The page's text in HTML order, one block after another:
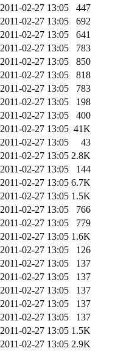
2011-02-27 13:05
447
2011-02-27 13:05
692
2011-02-27 13:05
641
2011-02-27 13:05
783
2011-02-27 13:05
850
2011-02-27 13:05
818
2011-02-27 13:05
783
2011-02-27 13:05
198
2011-02-27 13:05
400
2011-02-27 13:05 41K
2011-02-27 13:05
43
2011-02-27 13:05 2.8K
2011-02-27 13:05
144
2011-02-27 13:05 6.7K
2011-02-27 13:05 1.5K
2011-02-27 13:05
766
2011-02-27 13:05
779
2011-02-27 13:05 1.6K
2011-02-27 13:05
126
2011-02-27 13:05
137
2011-02-27 13:05
137
2011-02-27 13:05
137
2011-02-27 13:05
137
2011-02-27 13:05
137
2011-02-27 13:05 1.5K
2011-02-27 13:05 2.9K